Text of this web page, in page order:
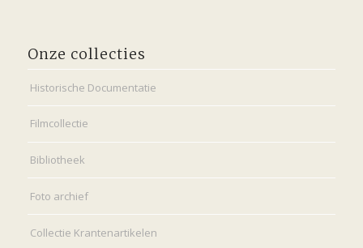
Onze collecties
Historische Documentatie
Filmcollectie
Bibliotheek
Foto archief
Collectie Krantenartikelen